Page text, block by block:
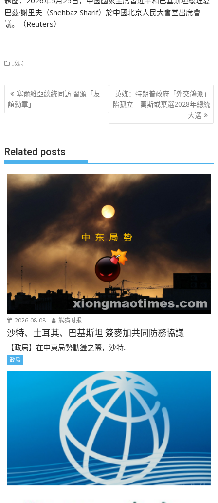
巴茲·謝里夫（Shehbaz Sharif）於中國北京人民大會堂出席會
議。（Reuters）
政局
文
章
塞爾維亞總統同訪 習頒「友
誼勳章」
英媒：特朗普政府「外交鴿派」
陷孤立 萬斯或棄選2028年總統
大選
Related posts
2026-08-08 熊猫时报
沙特、土耳其、巴基斯坦 簽麥加共同防務協議
【政局】在中東局勢動盪之際，沙特...
政局